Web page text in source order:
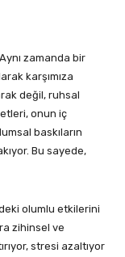
zamanda bir
karşımıza
değil, ruhsal
onun iç
baskıların
Bu sayede,
olumlu etkilerini
zihinsel ve
stresi azaltıyor